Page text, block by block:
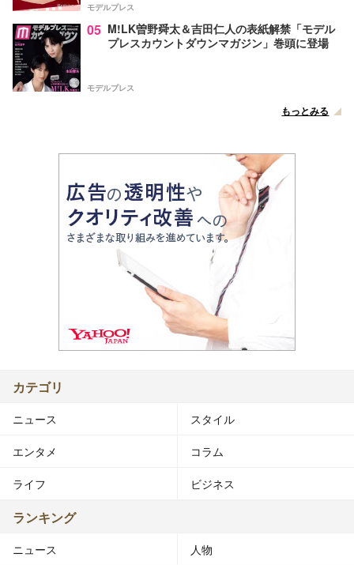
モデルプレス
05 M!LK曽野舜太＆吉田仁人の表紙解禁「モデル
プレスカウントダウンマガジン」巻頭に登場
モデルプレス
もっとみる
カテゴリ
ニュース スタイル
エンタメ コラム
ライフ ビジネス
ランキング
ニュース 人物